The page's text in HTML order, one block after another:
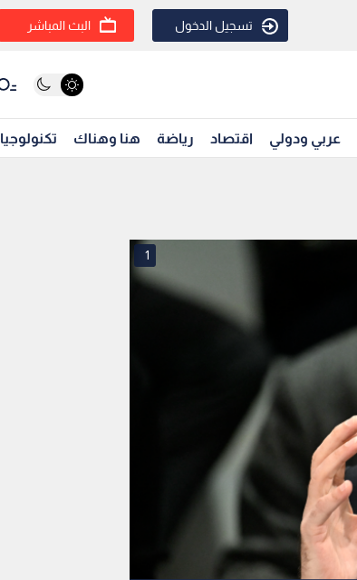
تسجيل الدخول البث المباشر
عربي ودولي اقتصاد رياضة هنا وهناك تكنولوجيا
1